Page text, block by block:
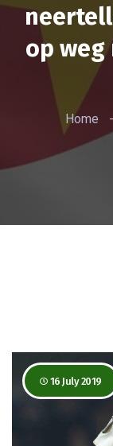
op
Home -
16 July 2019